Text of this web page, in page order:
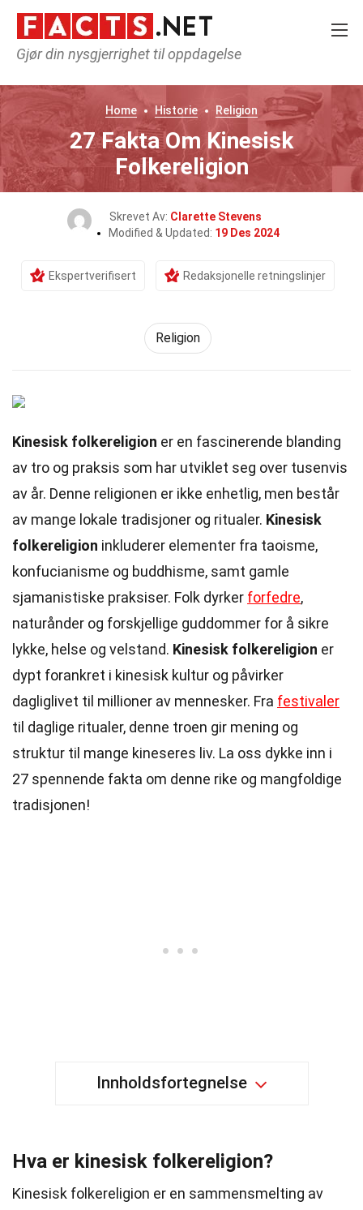
Gjør din nysgjerrighet til oppdagelse
Home Historie Religion
27 Fakta Om Kinesisk
Folkereligion
Skrevet Av: Clarette Stevens
Modified & Updated: 19 Des 2024
Ekspertverifisert Redaksjonelle retningslinjer
Religion
Kinesisk folkereligion er en fascinerende blanding
av tro og praksis som har utviklet seg over tusenvis
av år. Denne religionen er ikke enhetlig, men består
av mange lokale tradisjoner og ritualer. Kinesisk
folkereligion inkluderer elementer fra taoisme,
konfucianisme og buddhisme, samt gamle
sjamanistiske praksiser. Folk dyrker forfedre,
naturånder og forskjellige guddommer for å sikre
lykke, helse og velstand. Kinesisk folkereligion er
dypt forankret i kinesisk kultur og påvirker
dagliglivet til millioner av mennesker. Fra festivaler
til daglige ritualer, denne troen gir mening og
struktur til mange kineseres liv. La oss dykke inn i
27 spennende fakta om denne rike og mangfoldige
tradisjonen!
Innholdsfortegnelse
Hva er kinesisk folkereligion?
Kinesisk folkereligion er en sammensmelting av